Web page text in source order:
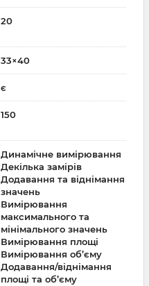
20
33×40
є
150
Динамічне вимірювання
Декілька замірів
Додавання та віднімання
значень
Вимірювання
максимального та
мінімального значень
Вимірювання площі
Вимірювання об’єму
Додавання/віднімання
площі та об’єму